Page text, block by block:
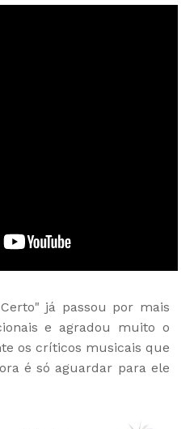
já passou por mais
e agradou muito o
os críticos musicais que
é só aguardar para ele